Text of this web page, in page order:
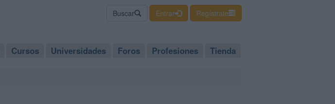
Buscar Entrar Regístrate
Cursos Universidades Foros Profesiones Tienda